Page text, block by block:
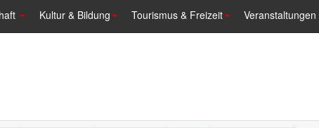
Kultur & Bildung Tourismus & Freizeit Veranstaltungen